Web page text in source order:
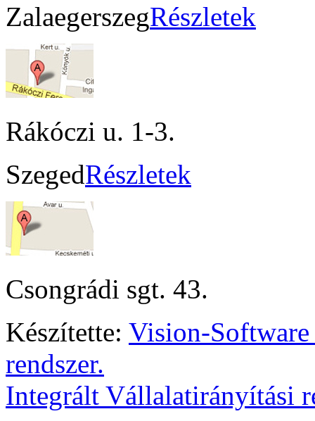
ZalaegerszegRészletek
Rákóczi u. 1-3.
SzegedRészletek
Csongrádi sgt. 43.
Készítette: Vision-
rendszer.
Integrált Vállalatirányítási